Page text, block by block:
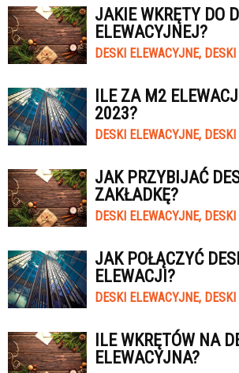
JAKIE WKRĘTY DO
ELEWACYJNEJ?
DESKI ELEWACYJNE,
ILE ZA M2
2023?
DESKI ELEWACYJNE,
JAK PRZYBIJAĆ
ZAKŁADKĘ?
DESKI ELEWACYJNE,
JAK POŁĄCZYĆ
ELEWACJI?
DESKI ELEWACYJNE,
ILE WKRĘTÓW NA
ELEWACYJNA?